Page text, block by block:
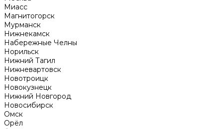
Миасс
Магнитогорск
Мурманск
Нижнекамск
Набережные Челны
Норильск
Нижний Тагил
Нижневартовск
Новотроицк
Новокузнецк
Нижний Новгород
Новосибирск
Омск
Орёл